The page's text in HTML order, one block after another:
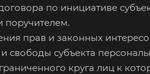
по инициативе
поручителем.
прав и законных
свободы субъекта
круга лиц к